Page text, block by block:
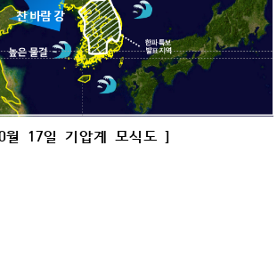
월 17일 기압계 모식도 ]